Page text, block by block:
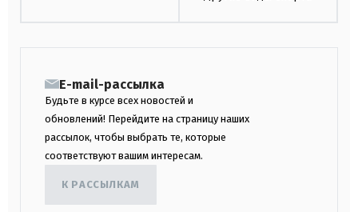
E-mail-рассылка
Будьте в курсе всех новостей и
обновлений! Перейдите на страницу наших
рассылок, чтобы выбрать те, которые
соответствуют вашим интересам.
К РАССЫЛКАМ